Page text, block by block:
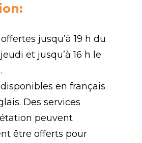
jusqu’à 19 h du
et jusqu’à 16 h le
en français
Des services
peuvent
être offerts pour